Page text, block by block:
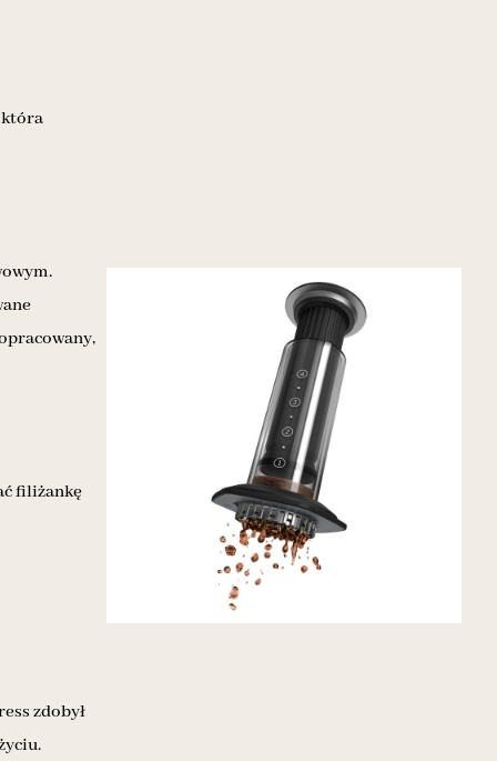
która
filiżankę
zdobył